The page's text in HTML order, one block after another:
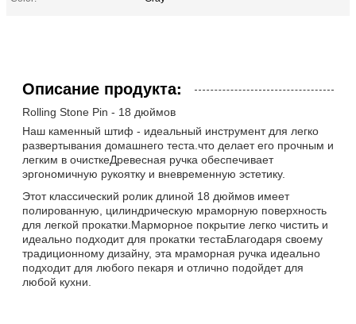
Описание продукта:
Rolling Stone Pin - 18 дюймов
Наш каменный штиф - идеальный инструмент для легко
развертывания домашнего теста.что делает его прочным и
легким в очисткеДревесная ручка обеспечивает
эргономичную рукоятку и вневременную эстетику.
Этот классический ролик длиной 18 дюймов имеет
полированную, цилиндрическую мраморную поверхность
для легкой прокатки.Марморное покрытие легко чистить и
идеально подходит для прокатки тестаБлагодаря своему
традиционному дизайну, эта мраморная ручка идеально
подходит для любого пекаря и отлично подойдет для
любой кухни.